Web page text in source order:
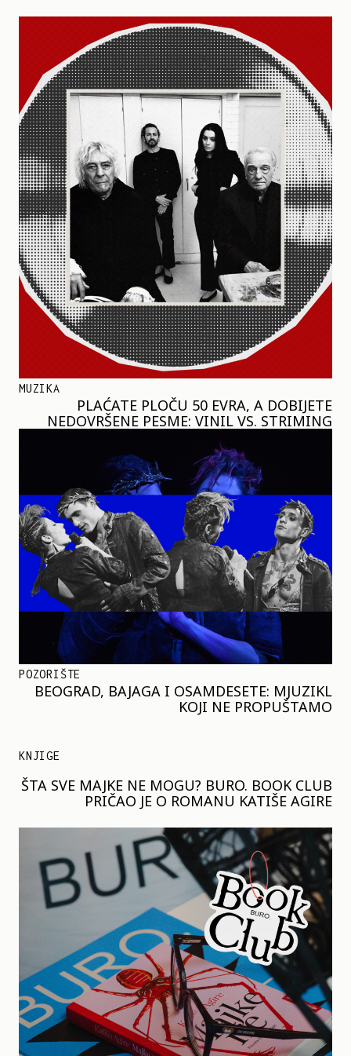
MUZIKA
PLAĆATE PLOČU 50 EVRA, A DOBIJETE
NEDOVRŠENE PESME: VINIL VS. STRIMING
POZORIŠTE
BEOGRAD, BAJAGA I OSAMDESETE: MJUZIKL
KOJI NE PROPUŠTAMO
KNJIGE
ŠTA SVE MAJKE NE MOGU? BURO. BOOK CLUB
PRIČAO JE O ROMANU KATIŠE AGIRE